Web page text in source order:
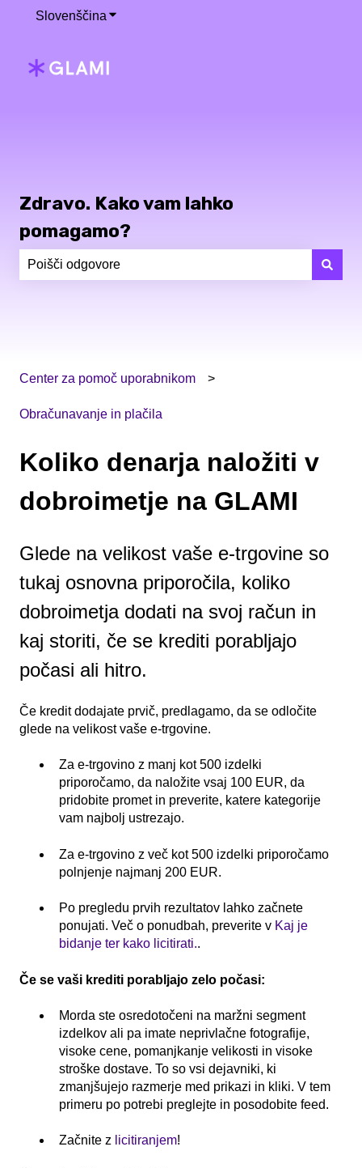
Slovenščina Pokaži podmeni za prevode
Zdravo. Kako vam lahko
pomagamo?
Center za pomoč uporabnikom
Obračunavanje in plačila
Koliko denarja naložiti v
dobroimetje na GLAMI
Glede na velikost vaše e-trgovine so
tukaj osnovna priporočila, koliko
dobroimetja dodati na svoj račun in
kaj storiti, če se krediti porabljajo
počasi ali hitro.
Če kredit dodajate prvič, predlagamo, da se odločite
glede na velikost vaše e-trgovine.
Za e-trgovino z manj kot 500 izdelki
priporočamo, da naložite vsaj 100 EUR, da
pridobite promet in preverite, katere kategorije
vam najbolj ustrezajo.
Za e-trgovino z več kot 500 izdelki priporočamo
polnjenje najmanj 200 EUR.
Po pregledu prvih rezultatov lahko začnete
ponujati. Več o ponudbah, preverite v Kaj je
bidanje ter kako licitirati..
Če se vaši krediti porabljajo zelo počasi:
Morda ste osredotočeni na maržni segment
izdelkov ali pa imate neprivlačne fotografije,
visoke cene, pomanjkanje velikosti in visoke
stroške dostave. To so vsi dejavniki, ki
zmanjšujejo razmerje med prikazi in kliki. V tem
primeru po potrebi preglejte in posodobite feed.
Začnite z licitiranjem!